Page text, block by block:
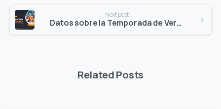
Next post
Datos sobre la Temporada de Verano – 2023
Related Posts